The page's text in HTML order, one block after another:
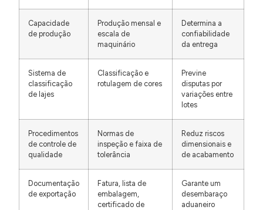
Capacidade
de produção
Produção mensal e
escala de
maquinário
Determina a
confiabilidade
da entrega
Sistema de
classificação
de lajes
Classificação e
rotulagem de cores
Previne
disputas por
variações entre
lotes
Procedimentos
de controle de
qualidade
Normas de
inspeção e faixa de
tolerância
Reduz riscos
dimensionais e
de acabamento
Documentação
de exportação
Fatura, lista de
embalagem,
certificado de
Garante um
desembaraço
aduaneiro